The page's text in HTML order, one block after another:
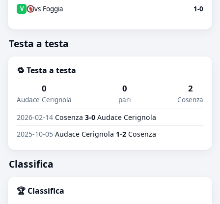
V vs Foggia 1-0
Testa a testa
🔁 Testa a testa
0
Audace Cerignola
0
pari
2
Cosenza
2026-02-14 Cosenza 3-0 Audace Cerignola
2025-10-05 Audace Cerignola 1-2 Cosenza
Classifica
🏆 Classifica